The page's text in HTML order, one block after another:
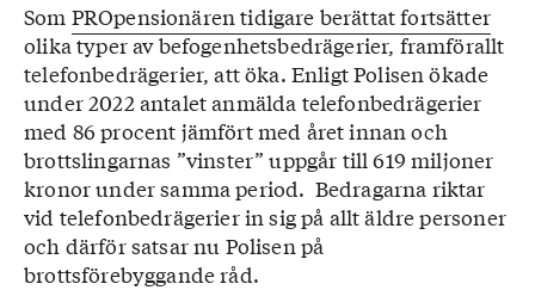
Som PROpensionären tidigare berättat fortsätter
olika typer av befogenhetsbedrägerier, framförallt
telefonbedrägerier, att öka. Enligt Polisen ökade
under 2022 antalet anmälda telefonbedrägerier
med 86 procent jämfört med året innan och
brottslingarnas ”vinster” uppgår till 619 miljoner
kronor under samma period. Bedragarna riktar
vid telefonbedrägerier in sig på allt äldre personer
och därför satsar nu Polisen på
brottsförebyggande råd.